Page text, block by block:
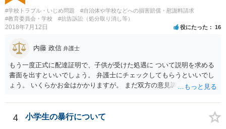
#学校トラブル・いじめ問題
#自治体や学校などへの損害賠償・慰謝料請求
#教育委員会・学校
#抗告訴訟（処分取り消し等）
2018年7月12日 役にたった 16
内藤 政信 弁護士
もう一度正式に配達証明で、子供が受けた処遇に ついて説明を求める
書面を出すといいでしょう。 弁護士にチェックしてもらうといいでし
ょう。 いくらかお金はかかりますが。 まだ双方の意見調整が必要です
4 小学生の暴行について